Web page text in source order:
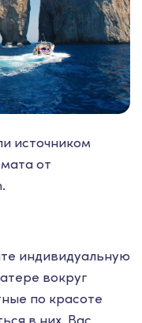
источником
от
индивидуальную
вокруг
по красоте